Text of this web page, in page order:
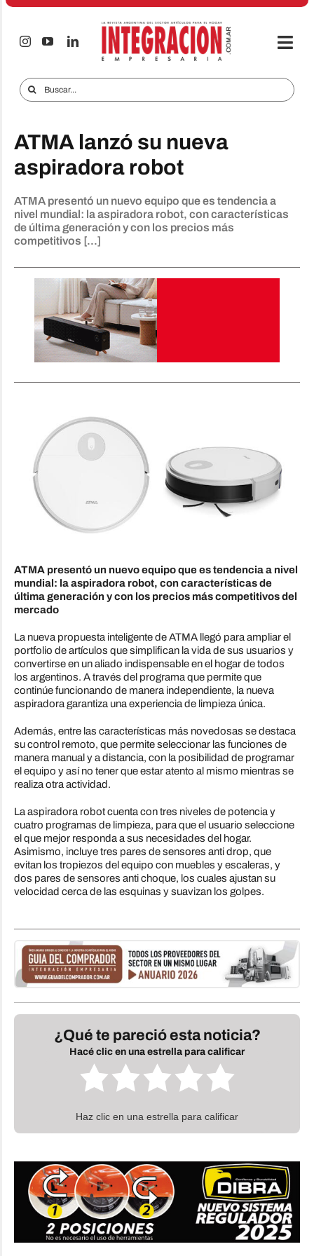
Saltar
Audio & TV
iTECNO
Celulares
Informes Especiales
Buscar:
ATMA lanzó su nueva
aspiradora robot
ATMA presentó un nuevo equipo que es tendencia a
nivel mundial: la aspiradora robot, con características
de última generación y con los precios más
competitivos [...]
ATMA presentó un nuevo equipo que es tendencia a nivel
mundial: la aspiradora robot, con características de
última generación y con los precios más competitivos del
mercado
La nueva propuesta inteligente de ATMA llegó para ampliar el
portfolio de artículos que simplifican la vida de sus usuarios y
convertirse en un aliado indispensable en el hogar de todos
los argentinos. A través del programa que permite que
continúe funcionando de manera independiente, la nueva
aspiradora garantiza una experiencia de limpieza única.
Además, entre las características más novedosas se destaca
su control remoto, que permite seleccionar las funciones de
manera manual y a distancia, con la posibilidad de programar
el equipo y así no tener que estar atento al mismo mientras se
realiza otra actividad.
La aspiradora robot cuenta con tres niveles de potencia y
cuatro programas de limpieza, para que el usuario seleccione
el que mejor responda a sus necesidades del hogar.
Asimismo, incluye tres pares de sensores anti drop, que
evitan los tropiezos del equipo con muebles y escaleras, y
dos pares de sensores anti choque, los cuales ajustan su
velocidad cerca de las esquinas y suavizan los golpes.
¿Qué te pareció esta noticia?
Hacé clic en una estrella para calificar
Haz clic en una estrella para calificar